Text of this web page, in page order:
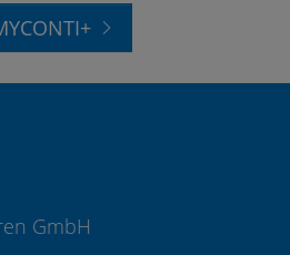
GmbH